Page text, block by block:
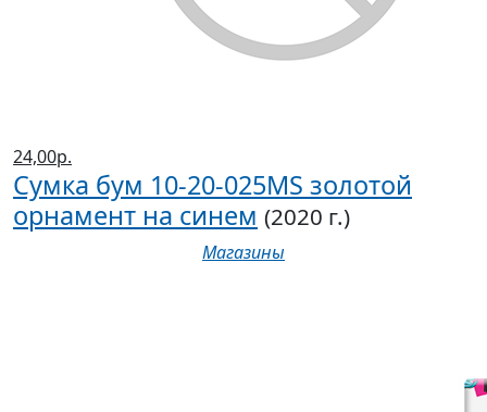
24,00р.
Сумка бум 10-20-025MS золотой
орнамент на синем (2020 г.)
Магазины